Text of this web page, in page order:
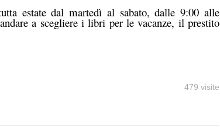
estate dal martedì al sabato, dalle 9:00 alle
a scegliere i libri per le vacanze, il prestito
479 visite